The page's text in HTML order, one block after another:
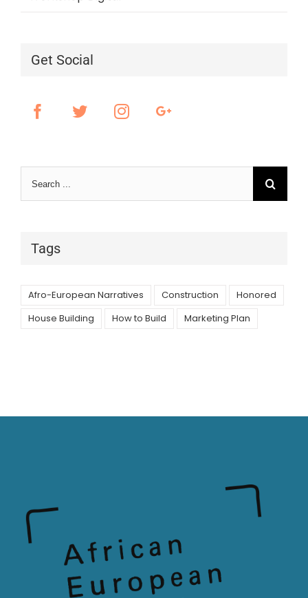
Get Social
for:
Tags
Afro-European Narratives Construction
Honored
House Building
How to Build Marketing Plan